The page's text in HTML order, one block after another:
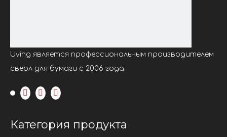
Uving является профессиональным производителем
сверл для бумаги с 2006 года.
Категория продукта